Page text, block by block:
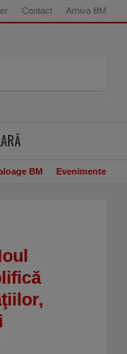
Contact Arhiva BM
BM Evenimente